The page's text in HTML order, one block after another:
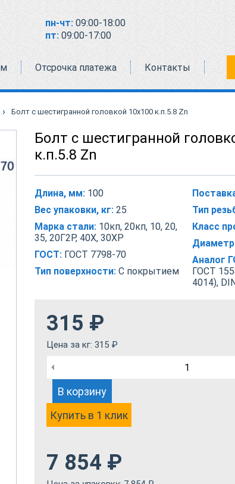
пн-чт: 09:00-18:00
пт: 09:00-17:00
Отсрочка платежа Контакты
› Болт с шестигранной головкой 10х100 к.п.5.8 Zn
Болт с шестигранной
к.п.5.8 Zn
Длина, мм: 100
Вес упаковки, кг: 25
Марка стали: 10кп, 20кп, 10, 20,
35, 20Г2Р, 40Х, 30ХР
ГОСТ: ГОСТ 7798-70
Тип поверхности: С покрытием
Тип
Класс
Аналог
ГОСТ
4014),
315 ₽
Цена за кг: 315 ₽
В корзину
Купить в 1 клик
7 854 ₽